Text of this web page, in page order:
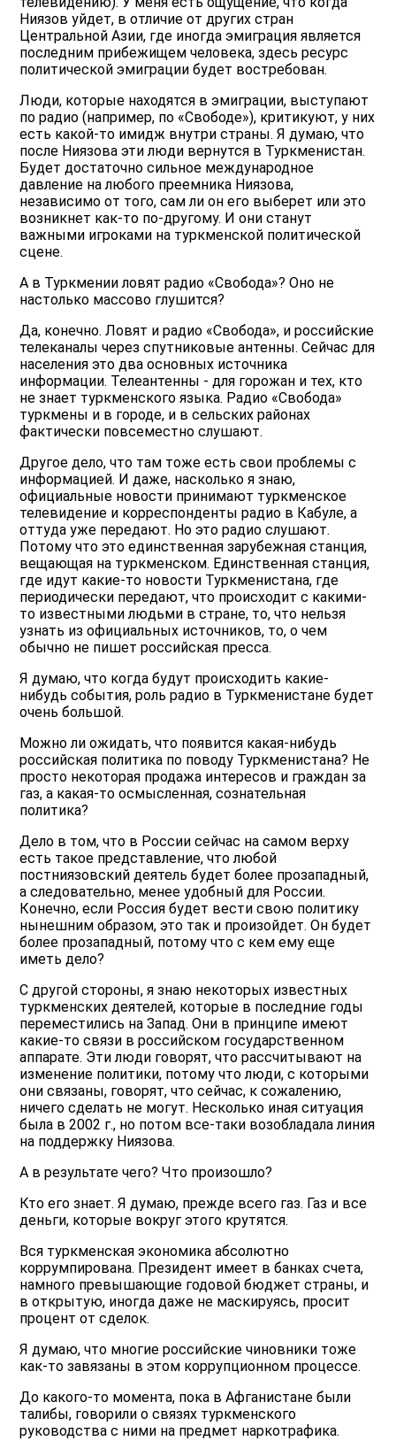
Ниязов уйдет, в отличие от других стран
Центральной Азии, где иногда эмиграция является
последним прибежищем человека, здесь ресурс
политической эмиграции будет востребован.
Люди, которые находятся в эмиграции, выступают
по радио (например, по «Свободе»), критикуют, у них
есть какой-то имидж внутри страны. Я думаю, что
после Ниязова эти люди вернутся в Туркменистан.
Будет достаточно сильное международное
давление на любого преемника Ниязова,
независимо от того, сам ли он его выберет или это
возникнет как-то по-другому. И они станут
важными игроками на туркменской политической
сцене.
А в Туркмении ловят радио «Свобода»? Оно не
настолько массово глушится?
Да, конечно. Ловят и радио «Свобода», и российские
телеканалы через спутниковые антенны. Сейчас для
населения это два основных источника
информации. Телеантенны - для горожан и тех, кто
не знает туркменского языка. Радио «Свобода»
туркмены и в городе, и в сельских районах
фактически повсеместно слушают.
Другое дело, что там тоже есть свои проблемы с
информацией. И даже, насколько я знаю,
официальные новости принимают туркменское
телевидение и корреспонденты радио в Кабуле, а
оттуда уже передают. Но это радио слушают.
Потому что это единственная зарубежная станция,
вещающая на туркменском. Единственная станция,
где идут какие-то новости Туркменистана, где
периодически передают, что происходит с какими-
то известными людьми в стране, то, что нельзя
узнать из официальных источников, то, о чем
обычно не пишет российская пресса.
Я думаю, что когда будут происходить какие-
нибудь события, роль радио в Туркменистане будет
очень большой.
Можно ли ожидать, что появится какая-нибудь
российская политика по поводу Туркменистана? Не
просто некоторая продажа интересов и граждан за
газ, а какая-то осмысленная, сознательная
политика?
Дело в том, что в России сейчас на самом верху
есть такое представление, что любой
постниязовский деятель будет более прозападный,
а следовательно, менее удобный для России.
Конечно, если Россия будет вести свою политику
нынешним образом, это так и произойдет. Он будет
более прозападный, потому что с кем ему еще
иметь дело?
С другой стороны, я знаю некоторых известных
туркменских деятелей, которые в последние годы
переместились на Запад. Они в принципе имеют
какие-то связи в российском государственном
аппарате. Эти люди говорят, что рассчитывают на
изменение политики, потому что люди, с которыми
они связаны, говорят, что сейчас, к сожалению,
ничего сделать не могут. Несколько иная ситуация
была в 2002 г., но потом все-таки возобладала линия
на поддержку Ниязова.
А в результате чего? Что произошло?
Кто его знает. Я думаю, прежде всего газ. Газ и все
деньги, которые вокруг этого крутятся.
Вся туркменская экономика абсолютно
коррумпирована. Президент имеет в банках счета,
намного превышающие годовой бюджет страны, и
в открытую, иногда даже не маскируясь, просит
процент от сделок.
Я думаю, что многие российские чиновники тоже
как-то завязаны в этом коррупционном процессе.
До какого-то момента, пока в Афганистане были
талибы, говорили о связях туркменского
руководства с ними на предмет наркотрафика.